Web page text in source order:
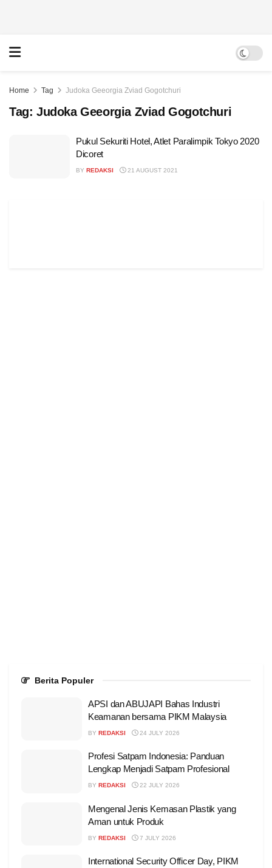
Home Tag Judoka Geeorgia Zviad Gogotchuri
Tag: Judoka Geeorgia Zviad Gogotchuri
Pukul Sekuriti Hotel, Atlet Paralimpik Tokyo 2020
Dicoret
BY REDAKSI 21 AUGUST 2021
Berita Populer
APSI dan ABUJAPI Bahas Industri
Keamanan bersama PIKM Malaysia
BY REDAKSI 24 JULY 2026
Profesi Satpam Indonesia: Panduan
Lengkap Menjadi Satpam Profesional
BY REDAKSI 22 JULY 2026
Mengenal Jenis Kemasan Plastik yang
Aman untuk Produk
BY REDAKSI 7 JULY 2026
International Security Officer Day, PIKM